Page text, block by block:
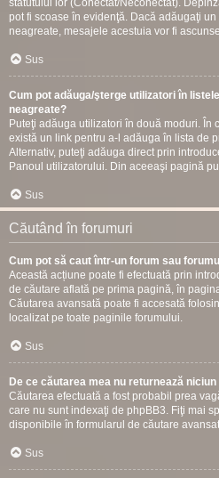
statutului lor (Conectat/Neconectat).
pot fi scoase în evidenţă. Dacă adăugaţi
neagreate, mesajele acestuia vor fi
Sus
Cum pot adăuga/şterge utilizatori în
neagreate?
Puteţi adăuga utilizatori în două moduri. În
există un link pentru a-l adăuga în lista de
Alternativ, puteţi adăuga direct prin
Panoul utilizatorului. Din aceeaşi pagină
Sus
Căutând în forumuri
Cum pot să caut într-un forum sau
Această acțiune poate fi efectuată prin
de căutare aflată pe prima pagină, în
Căutarea avansată poate fi accesată
localizat pe toate paginile forumului.
Sus
De ce căutarea mea nu returnează
Căutarea efectuată a fost probabil prea
care nu sunt indexaţi de phpBB3. Fiţi mai
disponibile în formularul de căutare
Sus